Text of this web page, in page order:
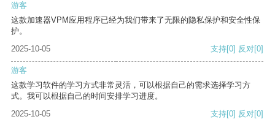
游客
这款加速器VPM应用程序已经为我们带来了无限的隐私保护和安全性保
护。
2025-10-05
支持[0] 反对[0]
游客
这款学习软件的学习方式非常灵活，可以根据自己的需求选择学习方
式。我可以根据自己的时间安排学习进度。
2025-10-05
支持[0] 反对[0]